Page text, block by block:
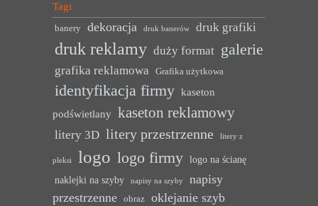
Tagi
banery dekoracja druk banerów druk grafiki
druk reklamy duży format galerie
grafika reklamowa Grafika użytkowa
identyfikacja firmy kaseton
podświetlany kaseton reklamowy
litery 3D litery przestrzenne litery z
pleksi logo logo firmy logo na ścianę
naklejki na szyby
napisy na szyby
napisy
przestrzenne
obraz oklejanie szyb